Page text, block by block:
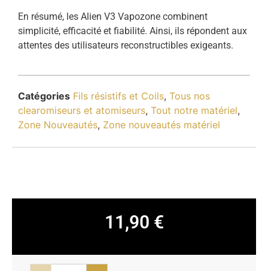
En résumé, les Alien V3 Vapozone combinent
simplicité, efficacité et fiabilité. Ainsi, ils répondent aux
attentes des utilisateurs reconstructibles exigeants.
Catégories Fils résistifs et Coils, Tous nos
clearomiseurs et atomiseurs, Tout notre matériel,
Zone Nouveautés, Zone nouveautés matériel
11,90 €